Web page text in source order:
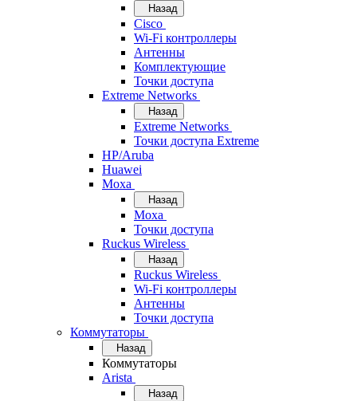
Назад
Cisco
Wi-Fi контроллеры
Антенны
Комплектующие
Точки доступа
Extreme Networks
Назад
Extreme Networks
Точки доступа Extreme
HP/Aruba
Huawei
Moxa
Назад
Moxa
Точки доступа
Ruckus Wireless
Назад
Ruckus Wireless
Wi-Fi контроллеры
Антенны
Точки доступа
Коммутаторы
Назад
Коммутаторы
Arista
Назад